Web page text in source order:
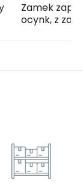
Zamek
ocynk, z